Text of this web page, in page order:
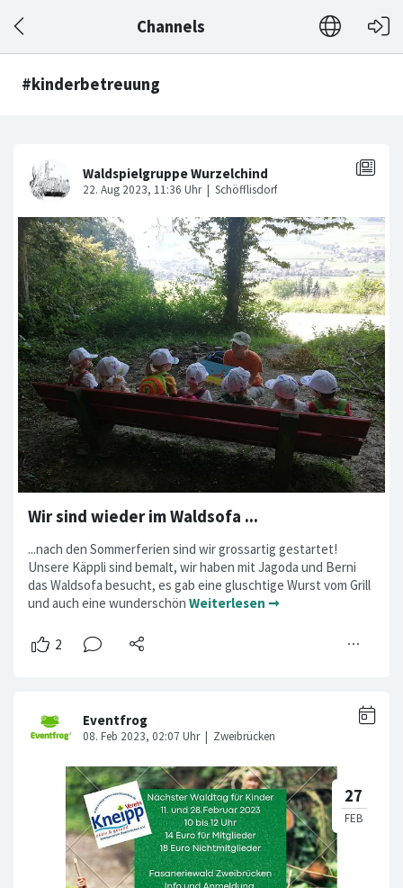
Channels
#kinderbetreuung
Wir sind wieder im Waldsofa ...
...nach den Sommerferien sind wir grossartig gestartet!
Unsere Käppli sind bemalt, wir haben mit Jagoda und Berni
das Waldsofa besucht, es gab eine gluschtige Wurst vom Grill
und auch eine wunderschön Weiterlesen ➞